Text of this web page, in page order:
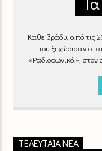
Κάθε βράδυ, από τις
που ξεχώρισαν
«Ραδιοφωνικά», στον
ΤΕΛΕΥΤΑΊΑ ΝΈΑ